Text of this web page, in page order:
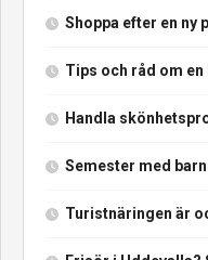
Shoppa efter en ny
Tips och råd om en
Handla
Semester med
Turistnäringen är